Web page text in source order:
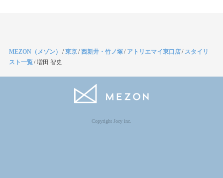
MEZON（メゾン） /東京/西新井・竹ノ塚/ アトリエマイ東口店/ スタイリ
スト一覧/増田 智史
Copyright Jocy inc.